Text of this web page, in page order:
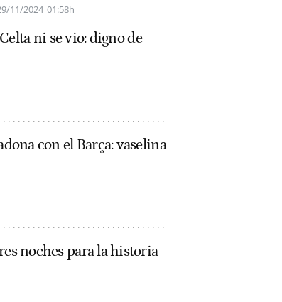
11/2024 01:58h
ni se vio: digno de
con el Barça: vaselina
noches para la historia